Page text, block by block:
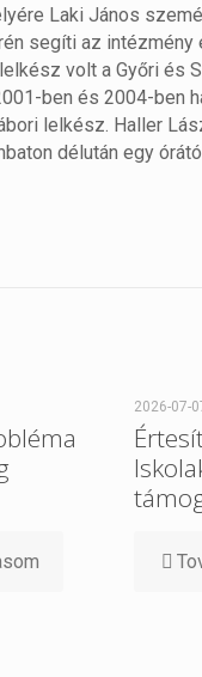
Laki János
segíti az intézmény
volt a Győri és
ben és 2004-ben
lelkész. Haller
délután egy
2026-07-